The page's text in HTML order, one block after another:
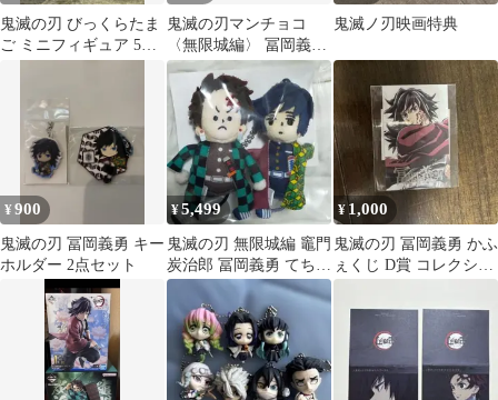
鬼滅の刃 びっくらたま
ご ミニフィギュア 5種
鬼滅の刃マンチョコ
〈無限城編〉 冨岡義勇
我妻善逸
鬼滅ノ刃映画特典
¥900
鬼滅の刃 冨岡義勇 キー
ホルダー 2点セット
¥5,499
鬼滅の刃 無限城編 竈門
炭治郎 冨岡義勇 てちて
ちマスコット 2体セッ
¥1,000
鬼滅の刃 冨岡義勇 かふ
ぇくじ D賞 コレクショ
ンカードB